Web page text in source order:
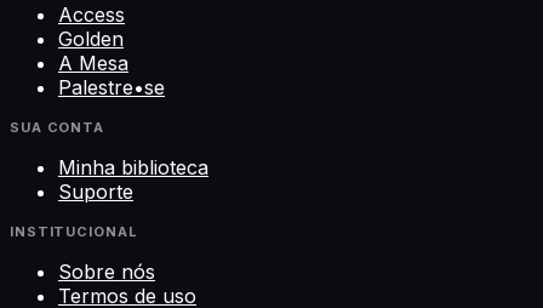
Access
Golden
A Mesa
Palestre•se
SUA CONTA
Minha biblioteca
Suporte
INSTITUCIONAL
Sobre nós
Termos de uso